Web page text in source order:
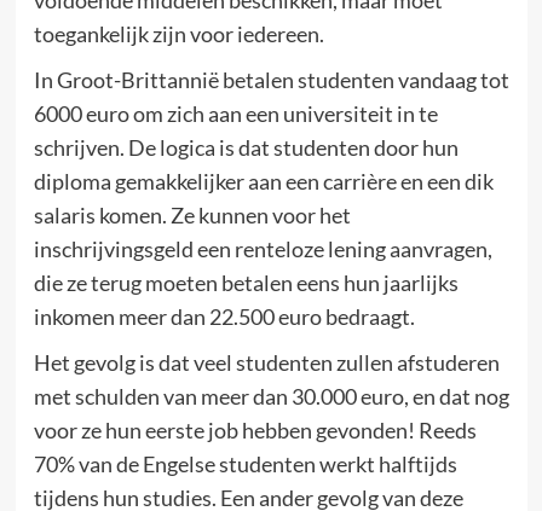
toegankelijk zijn voor iedereen.
In Groot-Brittannië betalen studenten vandaag tot
6000 euro om zich aan een universiteit in te
schrijven. De logica is dat studenten door hun
diploma gemakkelijker aan een carrière en een dik
salaris komen. Ze kunnen voor het
inschrijvingsgeld een renteloze lening aanvragen,
die ze terug moeten betalen eens hun jaarlijks
inkomen meer dan 22.500 euro bedraagt.
Het gevolg is dat veel studenten zullen afstuderen
met schulden van meer dan 30.000 euro, en dat nog
voor ze hun eerste job hebben gevonden! Reeds
70% van de Engelse studenten werkt halftijds
tijdens hun studies. Een ander gevolg van deze